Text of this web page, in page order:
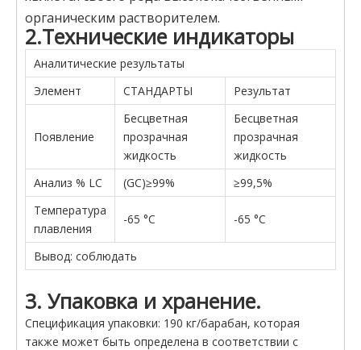
органическим растворителем.
2.Технические индикаторы
Аналитические результаты
Элемент
СТАНДАРТЫ Результат
Появление
Бесцветная
прозрачная
жидкость
Бесцветная
прозрачная
жидкость
Анализ % LC
(GC)≥99%
≥99,5%
Температура
плавления
-65 °С -65 °С
Вывод: соблюдать
3. Упаковка и хранение.
Спецификация упаковки: 190 кг/барабан, которая
также может быть определена в соответствии с